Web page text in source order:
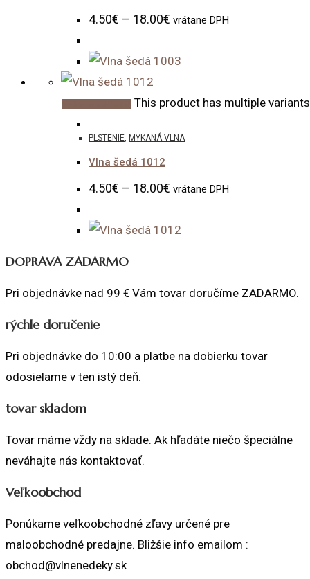
4.50€ – 18.00€ vrátane DPH
This product has multiple
PLSTENIE, MYKANÁ VLNA
Vlna šedá 1012
4.50€ – 18.00€ vrátane DPH
DOPRAVA ZADARMO
Pri objednávke nad 99 € Vám tovar doručíme ZADARMO.
rýchle doručenie
Pri objednávke do 10:00 a platbe na dobierku tovar
odosielame v ten istý deň.
tovar skladom
Tovar máme vždy na sklade. Ak hľadáte niečo špeciálne
neváhajte nás kontaktovať.
Veľkoobchod
Ponúkame veľkoobchodné zľavy určené pre
maloobchodné predajne. Bližšie info emailom :
obchod@vlnenedeky.sk